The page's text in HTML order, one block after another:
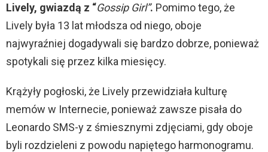
Lively, gwiazdą z “Gossip Girl”. Pomimo tego, że
Lively była 13 lat młodsza od niego, oboje
najwyraźniej dogadywali się bardzo dobrze, ponieważ
spotykali się przez kilka miesięcy.
Krążyły pogłoski, że Lively przewidziała kulturę
memów w Internecie, ponieważ zawsze pisała do
Leonardo SMS-y z śmiesznymi zdjęciami, gdy oboje
byli rozdzieleni z powodu napiętego harmonogramu.